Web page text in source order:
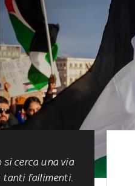
si cerca una via
tanti fallimenti.